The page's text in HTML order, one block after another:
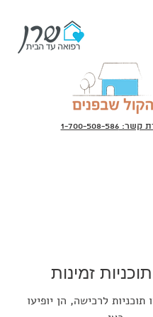
1-700-508-586
זמינות
תוכניות לרכישה, הן יופיעו